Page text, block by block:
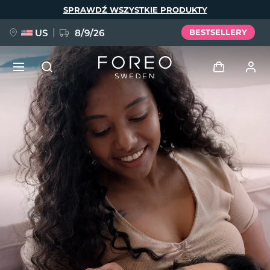
SPRAWDŹ WSZYSTKIE PRODUKTY
US 8/9/26 BESTSELLERY
Profil użytkownika
Moje urządzenia
Moje zamówienia
Moje adresy
Moje subskrypcje
NOWOŚĆ
FAQ™ Pure Beauty-Tech Elixir
BREAKING NEWS
issa™ Teeth Whitening Set
Język
English Deutsch
Español
Français
Italiano
Português
Polski
Svenska
Русский
Türkçe
简体中文 繁體中文